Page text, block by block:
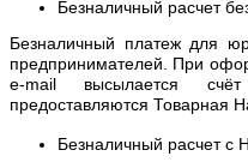
Безналичный расчет
Безналичный платеж для
предпринимателей. При
e-mail высылается
предоставляются Товарная
Безналичный расчет с